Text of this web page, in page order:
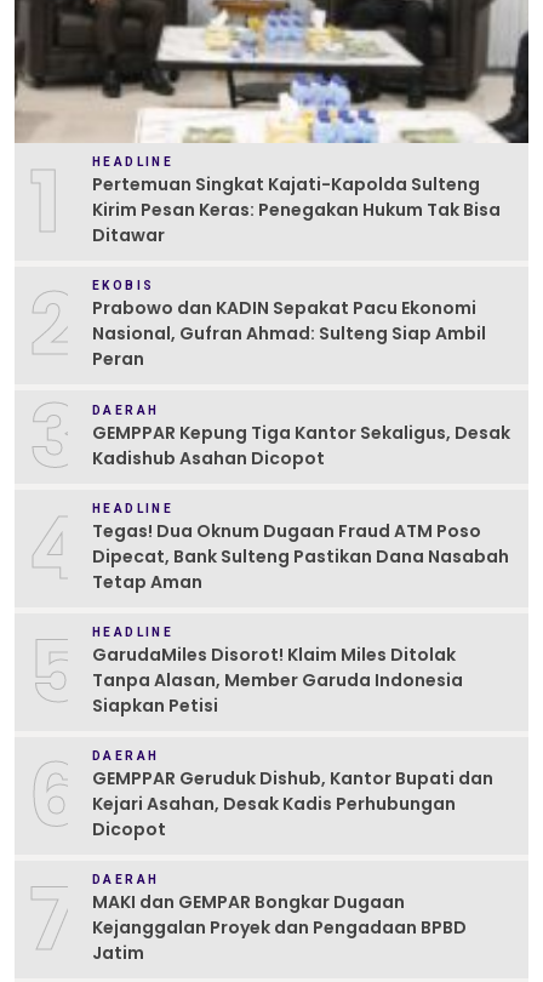
1 HEADLINE
Pertemuan Singkat Kajati-Kapolda Sulteng
Kirim Pesan Keras: Penegakan Hukum Tak Bisa
Ditawar
2 EKOBIS
Prabowo dan KADIN Sepakat Pacu Ekonomi
Nasional, Gufran Ahmad: Sulteng Siap Ambil
Peran
3 DAERAH
GEMPPAR Kepung Tiga Kantor Sekaligus, Desak
Kadishub Asahan Dicopot
4 HEADLINE
Tegas! Dua Oknum Dugaan Fraud ATM Poso
Dipecat, Bank Sulteng Pastikan Dana Nasabah
Tetap Aman
5 HEADLINE
GarudaMiles Disorot! Klaim Miles Ditolak
Tanpa Alasan, Member Garuda Indonesia
Siapkan Petisi
6 DAERAH
GEMPPAR Geruduk Dishub, Kantor Bupati dan
Kejari Asahan, Desak Kadis Perhubungan
Dicopot
7 DAERAH
MAKI dan GEMPAR Bongkar Dugaan
Kejanggalan Proyek dan Pengadaan BPBD
Jatim